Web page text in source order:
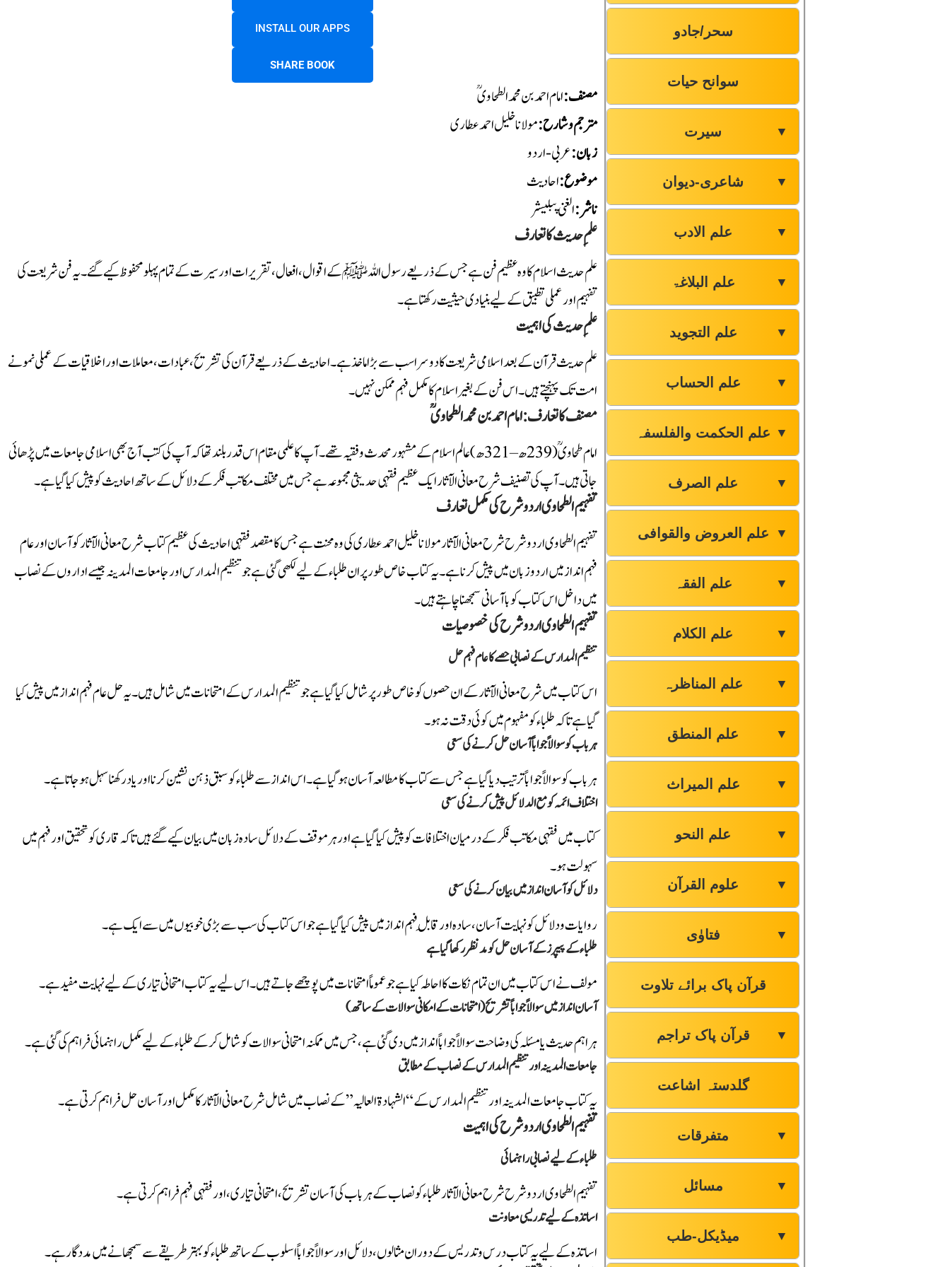
INSTALL OUR APPS
SHARE BOOK
مصنف:امام احمد بن محمد الطحاویؒ
مترجم و شارح:مولانا خلیل احمد عطاری
زبان:عربی-اردو
موضوع:احادیث
ناشر:الغنی پبلیشر
علمِ حدیث کا تعارف
علم حدیث اسلام کا وہ عظیم فن ہے جس کے ذریعے رسول اللہ ﷺ کے اقوال، افعال، تقریرات اور سیرت کے تمام پہلو محفوظ کیے گئے۔ یہ فن شریعت کی
تفہیم اور عملی تطبیق کے لیے بنیادی حیثیت رکھتا ہے۔
علمِ حدیث کی اہمیت
علم حدیث قرآن کے بعد اسلامی شریعت کا دوسرا سب سے بڑا ماخذ ہے۔ احادیث کے ذریعے قرآن کی تشریح، عبادات، معاملات اور اخلاقیات کے عملی نمونے
امت تک پہنچتے ہیں۔ اس فن کے بغیر اسلام کا مکمل فہم ممکن نہیں۔
مصنف کا تعارف: امام احمد بن محمد الطحاویؒ
امام طحاویؒ (239ھ – 321ھ) عالم اسلام کے مشہور محدث و فقیہ تھے۔ آپ کا علمی مقام اس قدر بلند تھا کہ آپ کی کتب آج بھی اسلامی جامعات میں پڑھائی
جاتی ہیں۔ آپ کی تصنیف شرح معانی الآثار ایک عظیم فقہی حدیثی مجموعہ ہے جس میں مختلف مکاتب فکر کے دلائل کے ساتھ احادیث کو پیش کیا گیا ہے۔
تفہیم الطحاوی اردو شرح کی مکمل تعارف
تفہیم الطحاوی اردو شرح شرح معانی الآثار مولانا خلیل احمد عطاری کی وہ محنت ہے جس کا مقصد فقہی احادیث کی عظیم کتاب شرح معانی الآثار کو آسان اور عام
فہم انداز میں اردو زبان میں پیش کرنا ہے۔ یہ کتاب خاص طور پر ان طلباء کے لیے لکھی گئی ہے جو تنظیم المدارس اور جامعات المدینہ جیسے اداروں کے نصاب
میں داخل اس کتاب کو با آسانی سمجھنا چاہتے ہیں۔
تفہیم الطحاوی اردو شرح کی خصوصیات
تنظیم المدارس کے نصابی حصے کا عام فہم حل
اس کتاب میں شرح معانی الآثار کے ان حصوں کو خاص طور پر شامل کیا گیا ہے جو تنظیم المدارس کے امتحانات میں شامل ہیں۔ یہ حل عام فہم انداز میں پیش کیا
گیا ہے تاکہ طلباء کو مفہوم میں کوئی دقت نہ ہو۔
ہر باب کو سوالاً جواباً آسان حل کرنے کی سعی
ہر باب کو سوالاً جواباً ترتیب دیا گیا ہے جس سے کتاب کا مطالعہ آسان ہو گیا ہے۔ اس انداز سے طلباء کو سبق ذہن نشین کرنا اور یاد رکھنا سہل ہو جاتا ہے۔
اختلاف ائمہ کو مع الدلائل پیش کرنے کی سعی
کتاب میں فقہی مکاتب فکر کے درمیان اختلافات کو پیش کیا گیا ہے اور ہر موقف کے دلائل سادہ زبان میں بیان کیے گئے ہیں تاکہ قاری کو تحقیق اور فہم میں
سہولت ہو۔
دلائل کو آسان انداز میں بیان کرنے کی سعی
روایات و دلائل کو نہایت آسان، سادہ اور قابلِ فہم انداز میں پیش کیا گیا ہے جو اس کتاب کی سب سے بڑی خوبیوں میں سے ایک ہے۔
طلباء کے پیپرز کے آسان حل کو مدنظر رکھا گیا ہے
مولف نے اس کتاب میں ان تمام نکات کا احاطہ کیا ہے جو عموماً امتحانات میں پوچھے جاتے ہیں۔ اس لیے یہ کتاب امتحانی تیاری کے لیے نہایت مفید ہے۔
آسان انداز میں سوالاً جواباً تشریح (امتحانات کے امکانی سوالات کے ساتھ)
ہر اہم حدیث یا مسئلہ کی وضاحت سوالاً جواباً انداز میں دی گئی ہے، جس میں ممکنہ امتحانی سوالات کو شامل کر کے طلباء کے لیے مکمل راہنمائی فراہم کی گئی ہے۔
جامعات المدینہ اور تنظیم المدارس کے نصاب کے مطابق
یہ کتاب جامعات المدینہ اور تنظیم المدارس کے “الشہادۃ العالیہ” کے نصاب میں شامل شرح معانی الآثار کا مکمل اور آسان حل فراہم کرتی ہے۔
تفہیم الطحاوی اردو شرح کی اہمیت
طلباء کے لیے نصابی راہنمائی
تفہیم الطحاوی اردو شرح شرح معانی الآثار طلباء کو نصاب کے ہر باب کی آسان تشریح، امتحانی تیاری، اور فقہی فہم فراہم کرتی ہے۔
اساتذہ کے لیے تدریسی معاونت
اساتذہ کے لیے یہ کتاب درس و تدریس کے دوران مثالوں، دلائل اور سوالاً جواباً اسلوب کے ساتھ طلباء کو بہتر طریقے سے سمجھانے میں مددگار ہے۔
سحر/جادو
سوانح حیات
سیرت ▼
شاعری-دیوان ▼
علم الادب ▼
علم البلاغۃ ▼
علم التجوید ▼
علم الحساب ▼
علم الحکمت والفلسفہ ▼
علم الصرف ▼
علم العروض والقوافی ▼
علم الفقہ ▼
علم الکلام ▼
علم المناظرہ ▼
علم المنطق ▼
علم المیراث ▼
علم النحو ▼
علوم القرآن ▼
فتاوٰی ▼
قرآن پاک برائے تلاوت
قرآن پاک تراجم ▼
گلدستہ اشاعت
متفرقات ▼
مسائل ▼
میڈیکل-طب ▼